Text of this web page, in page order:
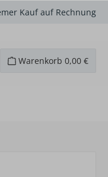
Kauf auf Rechnung
dem Merkzettel
Warenkorb 0,00 €